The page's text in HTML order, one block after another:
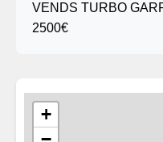
VENDS TURBO
2500€